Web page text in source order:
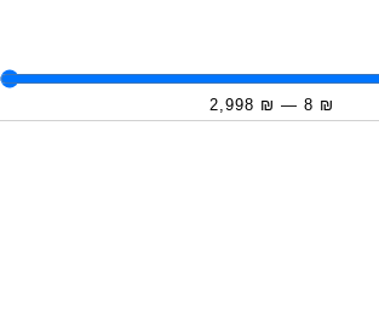
₪
8
—
₪
2,998